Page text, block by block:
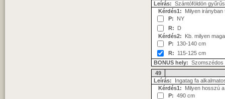
Leírás: Szántóföldön
Kérdés1: Milyen irányban
P: NY
R: D
Kérdés2: Kb. milyen
P: 130-140 cm
R: 115-125 cm
BONUS hely: Szomszédos
49
Leírás: Ingatag fa
Kérdés1: Milyen hosszú
P: 490 cm